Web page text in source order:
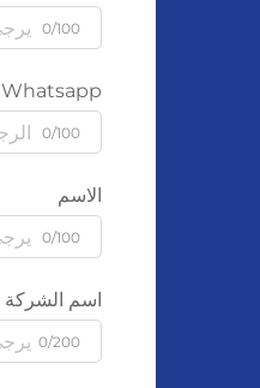
0/100
Whatsapp
0/100
الاسم
0/100
اسم الشركة
0/200